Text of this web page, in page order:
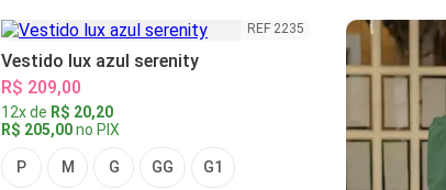
REF 2235
Vestido lux azul serenity
R$ 209,00
12x de R$ 20,20
R$ 205,00no PIX
P M G GG G1